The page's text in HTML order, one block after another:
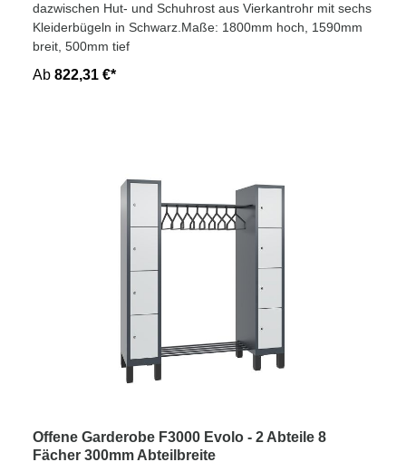
dazwischen Hut- und Schuhrost aus Vierkantrohr mit sechs
Kleiderbügeln in Schwarz.Maße: 1800mm hoch, 1590mm
breit, 500mm tief
Ab 822,31 €*
Offene Garderobe F3000 Evolo - 2 Abteile 8
Fächer 300mm Abteilbreite